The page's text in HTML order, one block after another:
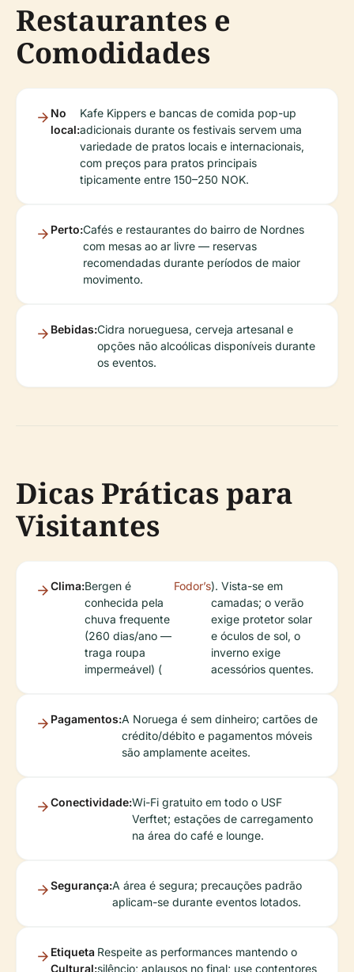
Restaurantes e
Comodidades
No
local:
Kafe Kippers e bancas de comida pop-up
adicionais durante os festivais servem uma
variedade de pratos locais e internacionais,
com preços para pratos principais
tipicamente entre 150–250 NOK.
Perto:Cafés e restaurantes do bairro de Nordnes
com mesas ao ar livre — reservas
recomendadas durante períodos de maior
movimento.
Bebidas:Cidra norueguesa, cerveja artesanal e
opções não alcoólicas disponíveis durante
os eventos.
Dicas Práticas para
Visitantes
Clima:Bergen é
conhecida pela
chuva frequente
(260 dias/ano —
traga roupa
impermeável) (
Fodor’s). Vista-se em
camadas; o verão
exige protetor solar
e óculos de sol, o
inverno exige
acessórios quentes.
Pagamentos:A Noruega é sem dinheiro; cartões de
crédito/débito e pagamentos móveis
são amplamente aceites.
Conectividade:Wi-Fi gratuito em todo o USF
Verftet; estações de carregamento
na área do café e lounge.
Segurança:A área é segura; precauções padrão
aplicam-se durante eventos lotados.
Etiqueta
Cultural:
Respeite as performances mantendo o
silêncio; aplausos no final; use contentores